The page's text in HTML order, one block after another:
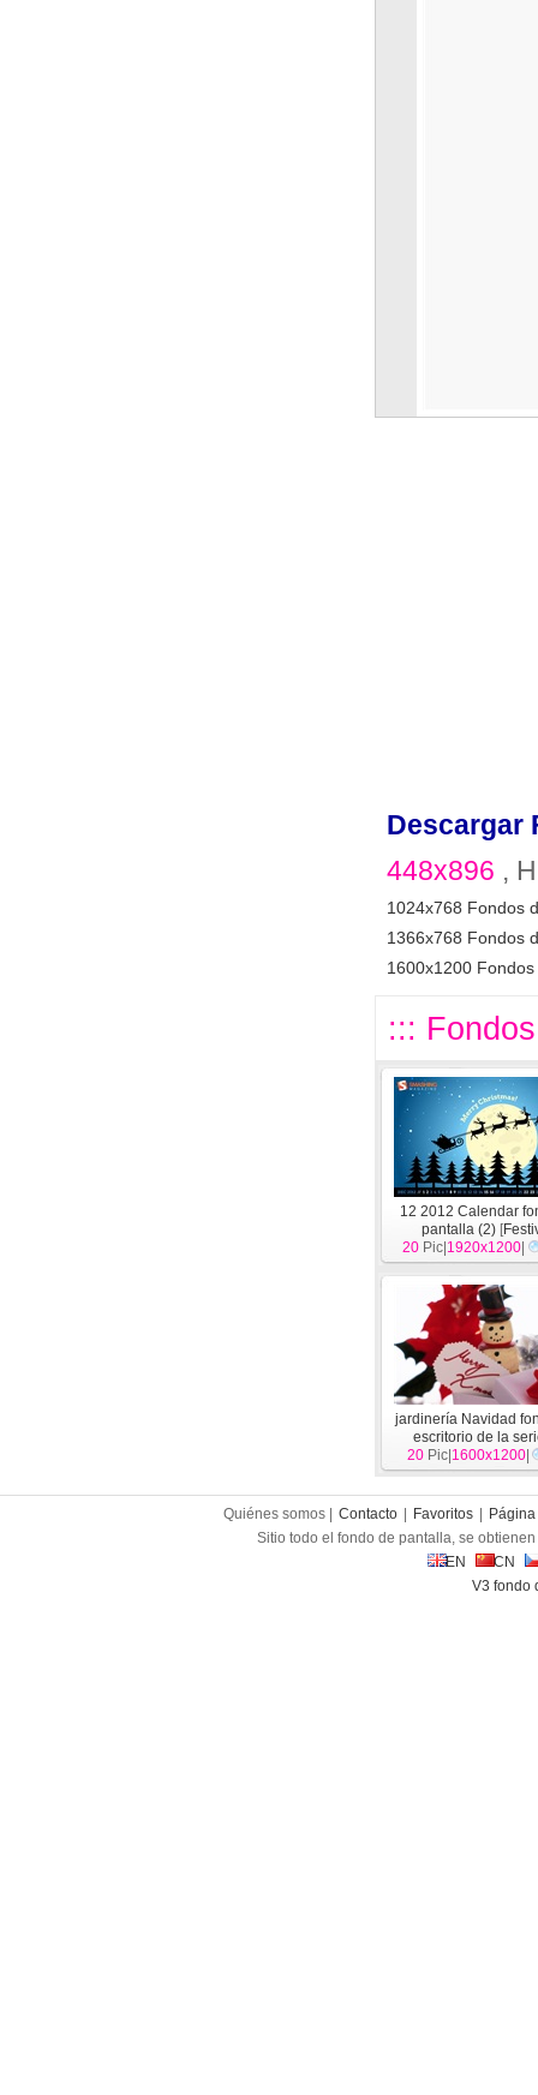
Descargar
448x896 ,
1024x768 Fondos
1366x768 Fondos
1600x1200
:::
12 2012 Calendar
pantalla (2) [
20 Pic| 1920x1200
jardinería Navidad
escritorio de la
[Festival]
20 Pic| 1600x1200
Quiénes somos | Contacto Favoritos
Sitio todo el fondo de pantalla, se
EN
CN
V3 fondo